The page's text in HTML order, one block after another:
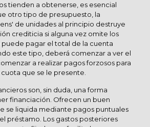
tienden a obtenerse, es esencial
otro tipo de presupuesto, la
de unidades al principio destruye
crediticia si alguna vez omite los
puede pagar el total de la cuenta
este tipo, deberá comenzar a ver el
a realizar pagos forzosos para
que se le presente.
son, sin duda, una forma
financiación. Ofrecen un buen
se liquida mediante pagos puntuales
préstamo. Los gastos posteriores